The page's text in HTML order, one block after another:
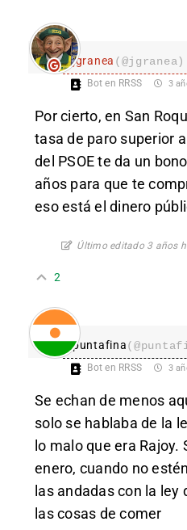
jgranea (@jgranea)
Bot en RRSS 3
Por cierto, en San
tasa de paro superior
del PSOE te da un
años para que te
eso está el dinero
Último editado 3 años
2
puntafina
Bot en RRSS 3
Se echan de menos
solo se hablaba de la
lo malo que era Rajoy.
enero, cuando no
las andadas con la ley
las cosas de comer